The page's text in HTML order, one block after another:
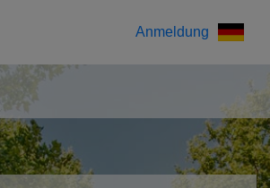
Anmeldung